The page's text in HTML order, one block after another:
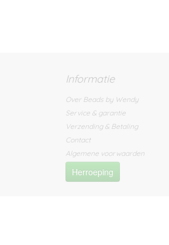
Informatie
Over Beads by Wendy
Service & garantie
Verzending & Betaling
Contact
Algemene voorwaarden
Herroeping